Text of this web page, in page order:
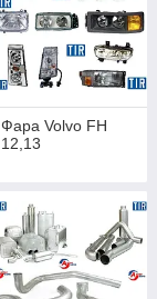
Фара Volvo FH
12,13